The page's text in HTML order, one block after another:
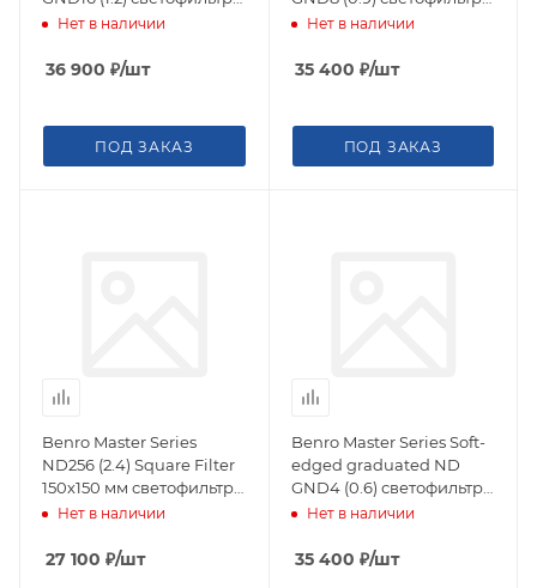
градиентный 150х170 мм
Нет в наличии
36 900 ₽/шт
ПОД ЗАКАЗ
градиентный 150х170 мм
Нет в наличии
35 400 ₽/шт
ПОД ЗАКАЗ
Benro Master Series
ND256 (2.4) Square Filter
150х150 мм светофильтр
нейтрально-серый
Нет в наличии
27 100 ₽/шт
Benro Master Series Soft-
edged graduated ND
GND4 (0.6) светофильтр
градиентный 150х170 мм
Нет в наличии
35 400 ₽/шт